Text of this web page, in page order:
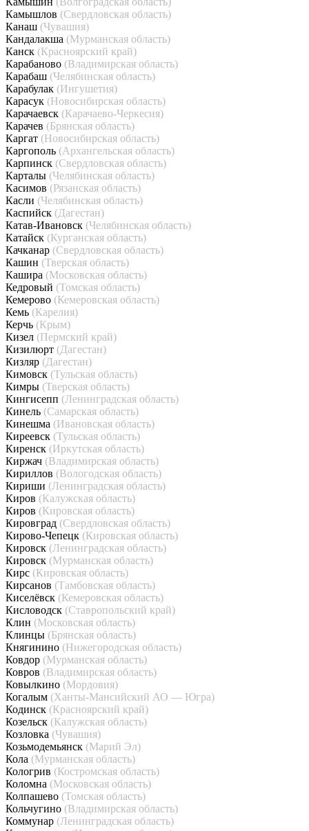
Камышлов (Свердловская область)
Канаш (Чувашия)
Кандалакша (Мурманская область)
Канск (Красноярский край)
Карабаново (Владимирская область)
Карабаш (Челябинская область)
Карабулак (Ингушетия)
Карасук (Новосибирская область)
Карачаевск (Карачаево-Черкесия)
Карачев (Брянская область)
Каргат (Новосибирская область)
Каргополь (Архангельская область)
Карпинск (Свердловская область)
Карталы (Челябинская область)
Касимов (Рязанская область)
Касли (Челябинская область)
Каспийск (Дагестан)
Катав-Ивановск (Челябинская область)
Катайск (Курганская область)
Качканар (Свердловская область)
Кашин (Тверская область)
Кашира (Московская область)
Кедровый (Томская область)
Кемерово (Кемеровская область)
Кемь (Карелия)
Керчь (Крым)
Кизел (Пермский край)
Кизилюрт (Дагестан)
Кизляр (Дагестан)
Кимовск (Тульская область)
Кимры (Тверская область)
Кингисепп (Ленинградская область)
Кинель (Самарская область)
Кинешма (Ивановская область)
Киреевск (Тульская область)
Киренск (Иркутская область)
Киржач (Владимирская область)
Кириллов (Вологодская область)
Кириши (Ленинградская область)
Киров (Калужская область)
Киров (Кировская область)
Кировград (Свердловская область)
Кирово-Чепецк (Кировская область)
Кировск (Ленинградская область)
Кировск (Мурманская область)
Кирс (Кировская область)
Кирсанов (Тамбовская область)
Киселёвск (Кемеровская область)
Кисловодск (Ставропольский край)
Клин (Московская область)
Клинцы (Брянская область)
Княгинино (Нижегородская область)
Ковдор (Мурманская область)
Ковров (Владимирская область)
Ковылкино (Мордовия)
Когалым (Ханты-Мансийский АО — Югра)
Кодинск (Красноярский край)
Козельск (Калужская область)
Козловка (Чувашия)
Козьмодемьянск (Марий Эл)
Кола (Мурманская область)
Кологрив (Костромская область)
Коломна (Московская область)
Колпашево (Томская область)
Кольчугино (Владимирская область)
Коммунар (Ленинградская область)